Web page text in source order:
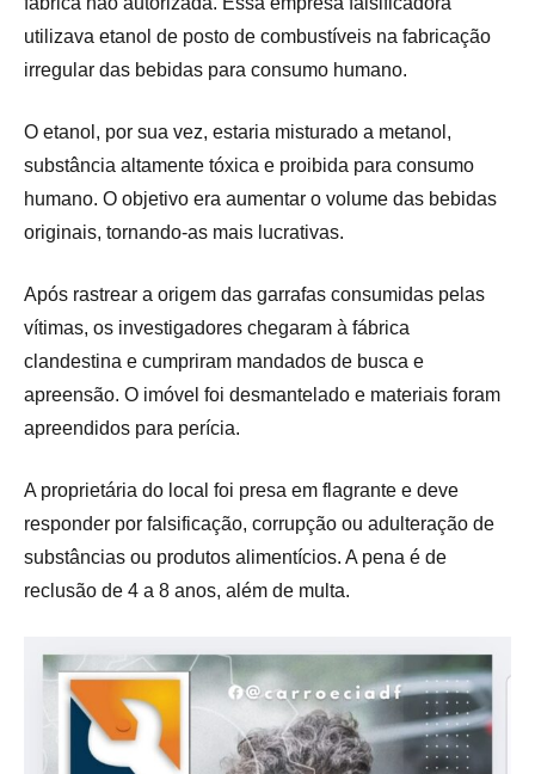
utilizava etanol de posto de combustíveis na fabricação
irregular das bebidas para consumo humano.
O etanol, por sua vez, estaria misturado a metanol,
substância altamente tóxica e proibida para consumo
humano. O objetivo era aumentar o volume das bebidas
originais, tornando-as mais lucrativas.
Após rastrear a origem das garrafas consumidas pelas
vítimas, os investigadores chegaram à fábrica
clandestina e cumpriram mandados de busca e
apreensão. O imóvel foi desmantelado e materiais foram
apreendidos para perícia.
A proprietária do local foi presa em flagrante e deve
responder por falsificação, corrupção ou adulteração de
substâncias ou produtos alimentícios. A pena é de
reclusão de 4 a 8 anos, além de multa.